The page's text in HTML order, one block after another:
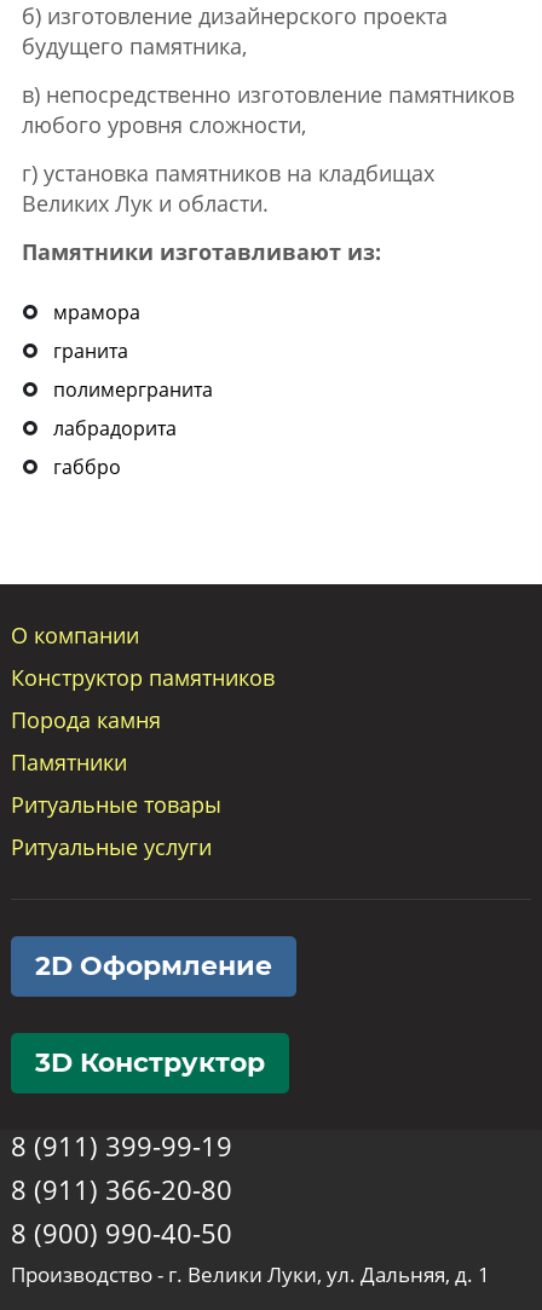
б) изготовление дизайнерского проекта
будущего памятника,
в) непосредственно изготовление памятников
любого уровня сложности,
г) установка памятников на кладбищах
Великих Лук и области.
Памятники изготавливают из:
мрамора
гранита
полимергранита
лабрадорита
габбро
О компании
Конструктор памятников
Порода камня
Памятники
Ритуальные товары
Ритуальные услуги
2D Оформление
3D Конструктор
8 (911) 399-99-19
8 (911) 366-20-80
8 (900) 990-40-50
Производство - г. Велики Луки, ул. Дальняя, д. 1